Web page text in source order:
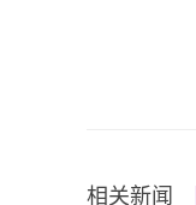
相关新闻